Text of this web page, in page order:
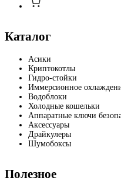
Каталог
Асики
Криптокотлы
Гидро-стойки
Иммерсионное
Водоблоки
Холодные кошельки
Аппаратные ключи
Аксессуары
Драйкулеры
Шумобоксы
Полезное